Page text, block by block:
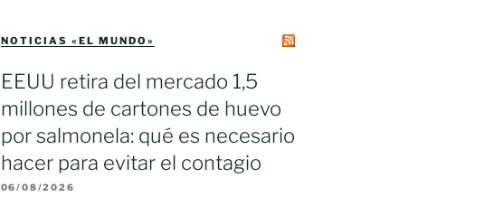
NOTICIAS «EL MUNDO»
EEUU retira del mercado 1,5
millones de cartones de huevo
por salmonela: qué es necesario
hacer para evitar el contagio
06/08/2026